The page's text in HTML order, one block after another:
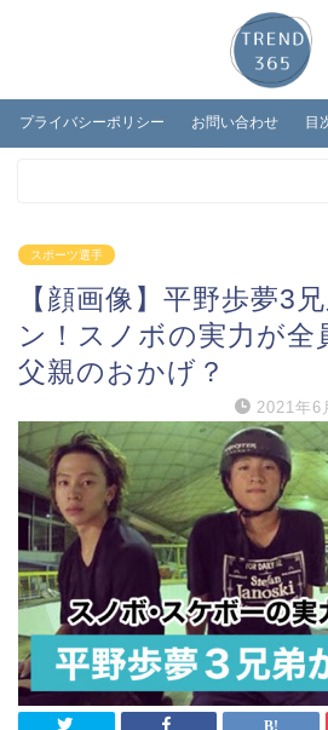
プライバシーポリシー お問い合わせ 目
スポーツ選手
【顔画像】平野歩夢3
ン！スノボの実力が全
父親のおかげ？
2021年6